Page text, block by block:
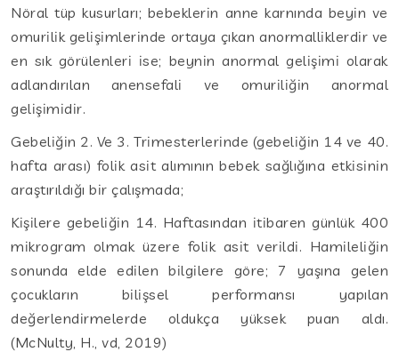
Nöral tüp kusurları; bebeklerin anne karnında beyin ve
omurilik gelişimlerinde ortaya çıkan anormalliklerdir ve
en sık görülenleri ise; beynin anormal gelişimi olarak
adlandırılan anensefali ve omuriliğin anormal
gelişimidir.
Gebeliğin 2. Ve 3. Trimesterlerinde (gebeliğin 14 ve 40.
hafta arası) folik asit alımının bebek sağlığına etkisinin
araştırıldığı bir çalışmada;
Kişilere gebeliğin 14. Haftasından itibaren günlük 400
mikrogram olmak üzere folik asit verildi. Hamileliğin
sonunda elde edilen bilgilere göre; 7 yaşına gelen
çocukların bilişsel performansı yapılan
değerlendirmelerde oldukça yüksek puan aldı.
(McNulty, H., vd, 2019)